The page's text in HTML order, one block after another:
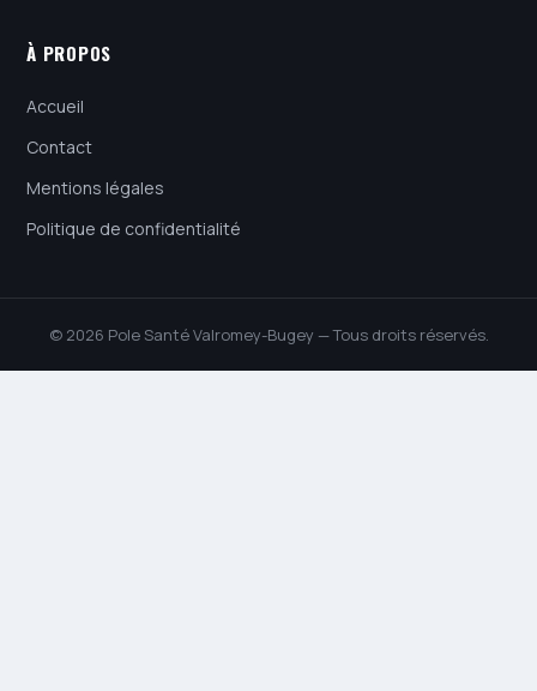
À PROPOS
Accueil
Contact
Mentions légales
Politique de confidentialité
© 2026 Pole Santé Valromey-Bugey — Tous droits réservés.